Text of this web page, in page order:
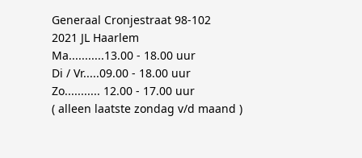
Generaal Cronjestraat 98-102
2021 JL Haarlem
Ma...........13.00 - 18.00 uur
Di / Vr.....09.00 - 18.00 uur
Zo........... 12.00 - 17.00 uur
( alleen laatste zondag v/d maand )